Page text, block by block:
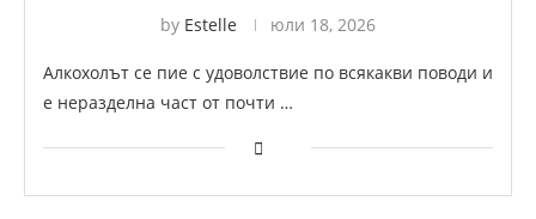
by Estelle юли 18, 2026
Алкохолът се пие с удоволствие по всякакви поводи и
е неразделна част от почти …